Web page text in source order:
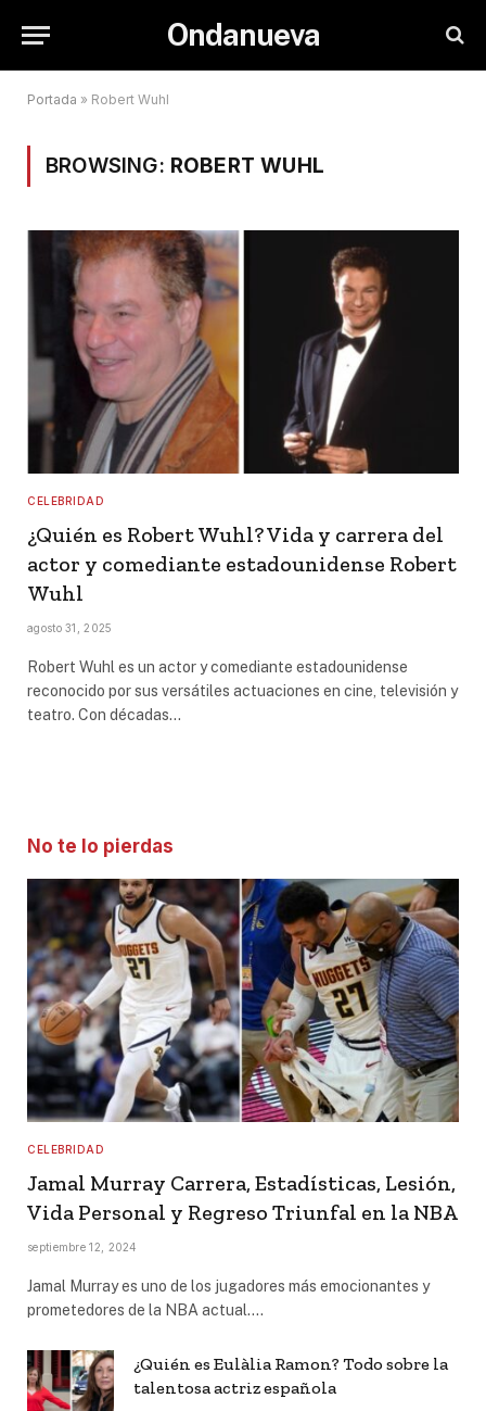
Ondanueva
Portada » Robert Wuhl
BROWSING: ROBERT WUHL
CELEBRIDAD
¿Quién es Robert Wuhl? Vida y carrera del
actor y comediante estadounidense Robert
Wuhl
agosto 31, 2025
Robert Wuhl es un actor y comediante estadounidense
reconocido por sus versátiles actuaciones en cine, televisión y
teatro. Con décadas…
No te lo pierdas
CELEBRIDAD
Jamal Murray Carrera, Estadísticas, Lesión,
Vida Personal y Regreso Triunfal en la NBA
septiembre 12, 2024
Jamal Murray es uno de los jugadores más emocionantes y
prometedores de la NBA actual.…
¿Quién es Eulàlia Ramon? Todo sobre la
talentosa actriz española